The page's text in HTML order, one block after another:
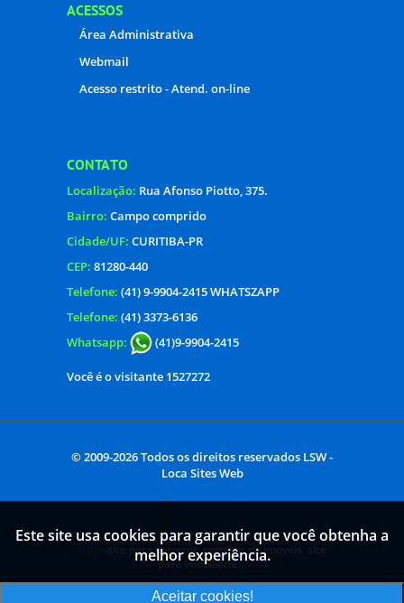
TIPOS DE IMÓVEIS
Comercial
Galpão
SOBRADO
Terreno
ACESSOS
Área Administrativa
Rua Afonso Piotto, 375.
Cidade/UF:CURITIBA-PR
(41) 9-9904-2415 WHATSZAPP
Este site usa cookies para garantir que você obtenha a
melhor experiência.
Aceitar cookies!